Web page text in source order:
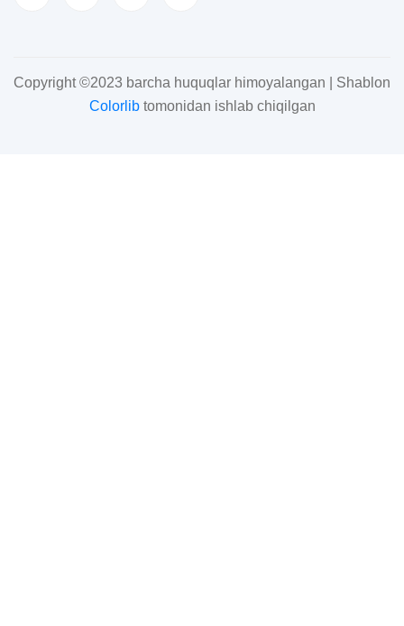
Copyright ©2023 barcha huquqlar himoyalangan | Shablon
Colorlibtomonidan ishlab chiqilgan